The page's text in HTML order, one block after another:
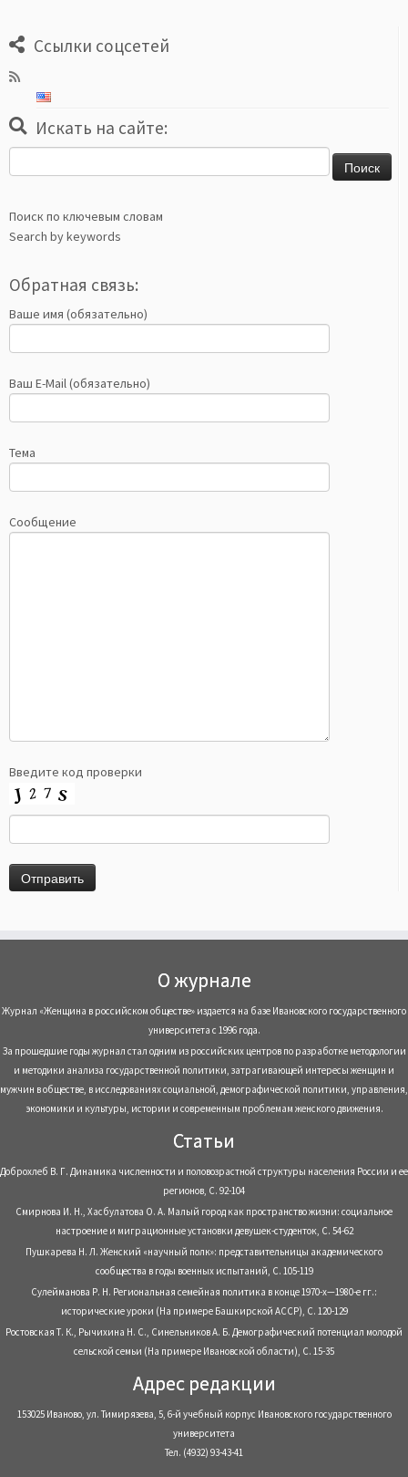
Ссылки соцсетей
Искать на сайте:
Поиск по ключевым словам
Search by keywords
Обратная связь:
Ваше имя (обязательно)
Ваш E-Mail (обязательно)
Тема
Сообщение
Введите код проверки
О журнале
Журнал «Женщина в российском обществе» издается на базе Ивановского государственного
университета с 1996 года.
За прошедшие годы журнал стал одним из российских центров по разработке методологии
и методики анализа государственной политики, затрагивающей интересы женщин и
мужчин в обществе, в исследованиях социальной, демографической политики, управления,
экономики и культуры, истории и современным проблемам женского движения.
Статьи
Доброхлеб В. Г. Динамика численности и половозрастной структуры населения России и ее
регионов, С. 92-104
Смирнова И. Н., Хасбулатова О. А. Малый город как пространство жизни: социальное
настроение и миграционные установки девушек-студенток, С. 54-62
Пушкарева Н. Л. Женский «научный полк»: представительницы академического
сообщества в годы военных испытаний, С. 105-119
Сулейманова Р. Н. Региональная семейная политика в конце 1970-х—1980-е гг.:
исторические уроки (На примере Башкирской АССР), С. 120-129
Ростовская Т. К., Рычихина Н. С., Синельников А. Б. Демографический потенциал молодой
сельской семьи (На примере Ивановской области), С. 15-35
Адрес редакции
153025 Иваново, ул. Тимирязева, 5, 6-й учебный корпус Ивановского государственного
университета
Тел. (4932) 93-43-41